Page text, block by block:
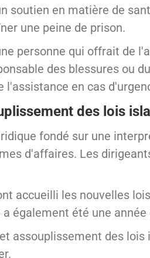
soutien en matière de
une peine de prison.
personne qui offrait de
des blessures ou
l'assistance en cas
des lois
fondé sur une
d'affaires. Les
accueilli les nouvelles
également été une
assouplissement des lois